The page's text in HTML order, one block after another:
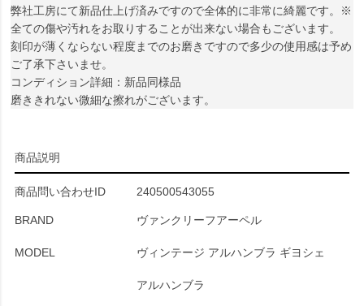
弊社工房にて新品仕上げ済みですので全体的に非常に綺麗です。※
全ての傷や汚れをお取りすることが出来ない場合もございます。
刻印が薄くならない程度までのお磨きですので多少の使用感は予め
ご了承下さいませ。
コンディション詳細：新品同様品
磨ききれない微細な擦れがございます。
商品説明
商品問い合わせID 240500543055
BRAND ヴァンクリーフアーペル
MODEL ヴィンテージ アルハンブラ ギヨシェ
アルハンブラ